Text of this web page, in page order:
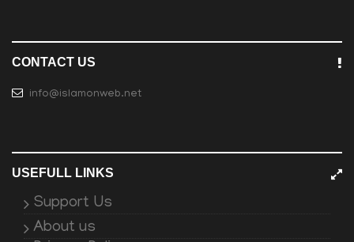
CONTACT US
info@islamonweb.net
USEFULL LINKS
Support Us
About us